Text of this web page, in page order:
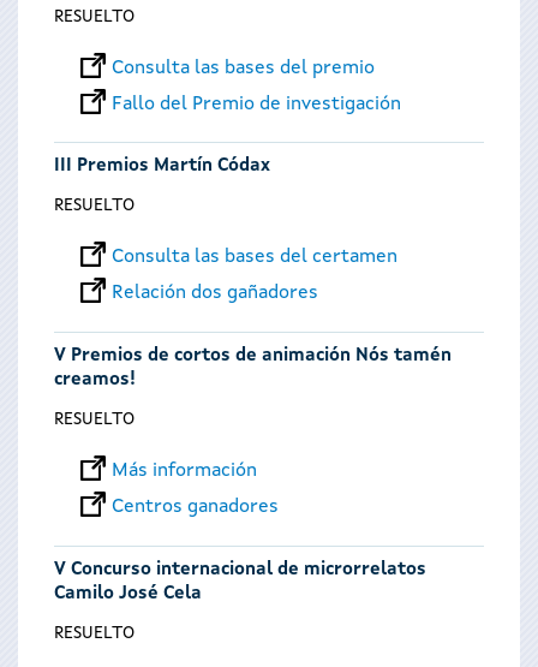
RESUELTO
Consulta las bases del premio
Fallo del Premio de investigación
III Premios Martín Códax
RESUELTO
Consulta las bases del certamen
Relación dos gañadores
V Premios de cortos de animación Nós tamén
creamos!
RESUELTO
Más información
Centros ganadores
V Concurso internacional de microrrelatos
Camilo José Cela
RESUELTO